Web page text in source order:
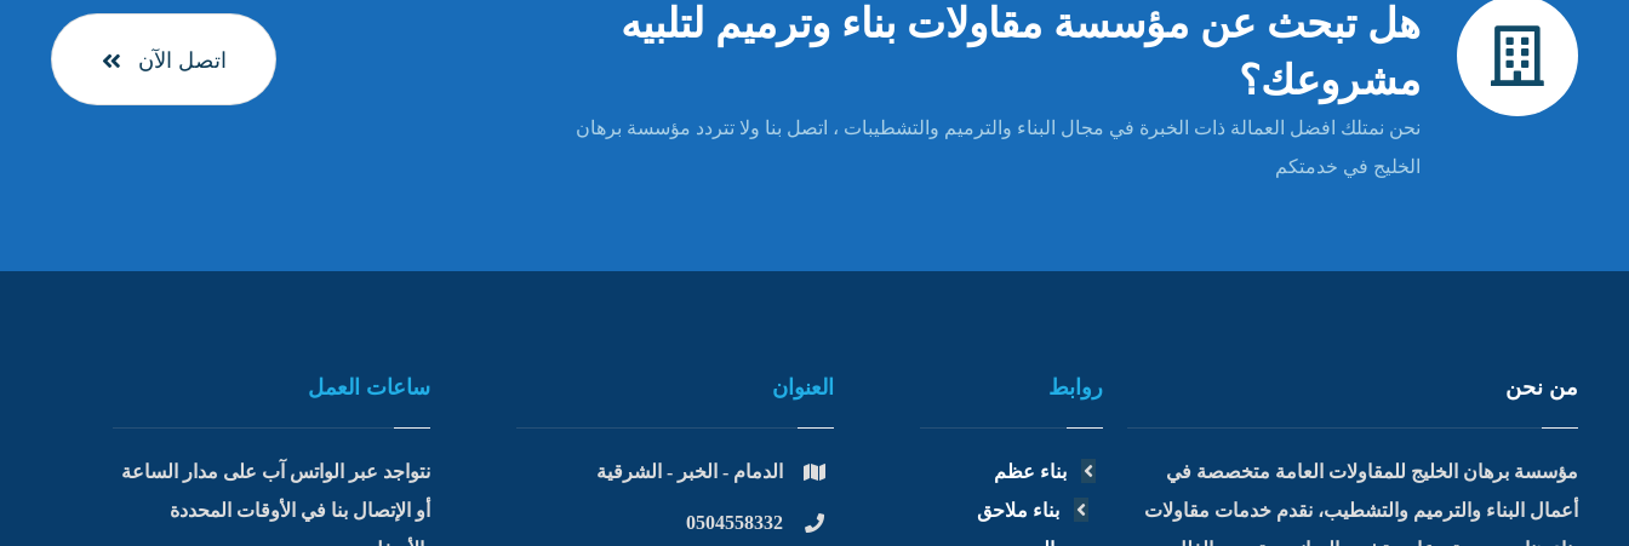
هل تبحث عن مؤسسة مقاولات بناء وترميم لتلبيه
مشروعك؟
نحن نمتلك افضل العمالة ذات الخبرة في مجال البناء والترميم والتشطيبات ، اتصل بنا ولا تتردد مؤسسة برهان
الخليج في خدمتكم
اتصل الآن
من نحن
مؤسسة برهان الخليج للمقاولات العامة متخصصة في
أعمال البناء والترميم والتشطيب، نقدم خدمات مقاولات
روابط
بناء عظم
بناء ملاحق
العنوان
الدمام - الخبر - الشرقية
0504558332
ساعات العمل
نتواجد عبر الواتس آب على مدار الساعة
أو الإتصال بنا في الأوقات المحددة